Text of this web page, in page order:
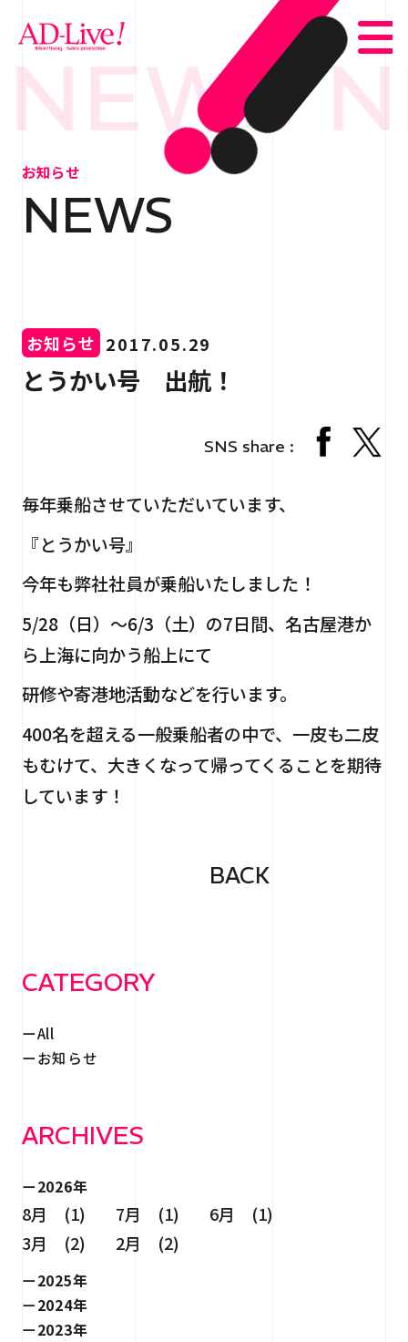
TOP
NEWS お知らせ
WORKS 事例紹介
CONTACT
個人情報保護法 サイトマップ
お知らせ
NEWS
お知らせ 2017.05.29
とうかい号 出航！
SNS share :
毎年乗船させていただいています、
『とうかい号』
今年も弊社社員が乗船いたしました！
5/28（日）～6/3（土）の7日間、名古屋港か
ら上海に向かう船上にて
研修や寄港地活動などを行います。
400名を超える一般乗船者の中で、一皮も二皮
もむけて、大きくなって帰ってくることを期待
しています！
BACK
CATEGORY
All
お知らせ
ARCHIVES
2026年
8月 (1) 7月 (1)
6月 (1)
3月 (2)
2月 (2)
2025年
2024年
2023年